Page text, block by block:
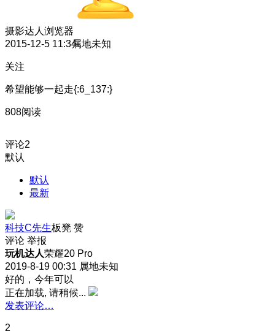
摄影达人 浏览器
2015-12-5 11:34属地未知
关注
希望能够一起走{:6_137:}
808阅读
评论2
默认
默认
最新
科技C先生板凳 赞
评论 举报
玩机达人荣耀20 Pro
2019-8-19 00:31 属地未知
好的，今年可以
正在加载, 请稍候...
发表评论…
2